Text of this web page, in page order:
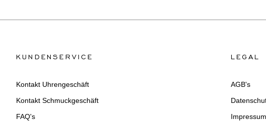
KUNDENSERVICE
Kontakt Uhrengeschäft
Kontakt Schmuckgeschäft
FAQ's
LEGAL
AGB's
Impressum